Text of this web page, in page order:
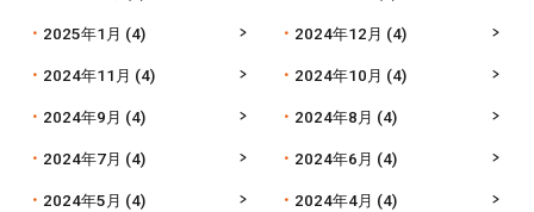
2025年1月 (4) 2024年12月 (4)
2024年11月 (4) 2024年10月 (4)
2024年9月 (4) 2024年8月 (4)
2024年7月 (4) 2024年6月 (4)
2024年5月 (4) 2024年4月 (4)